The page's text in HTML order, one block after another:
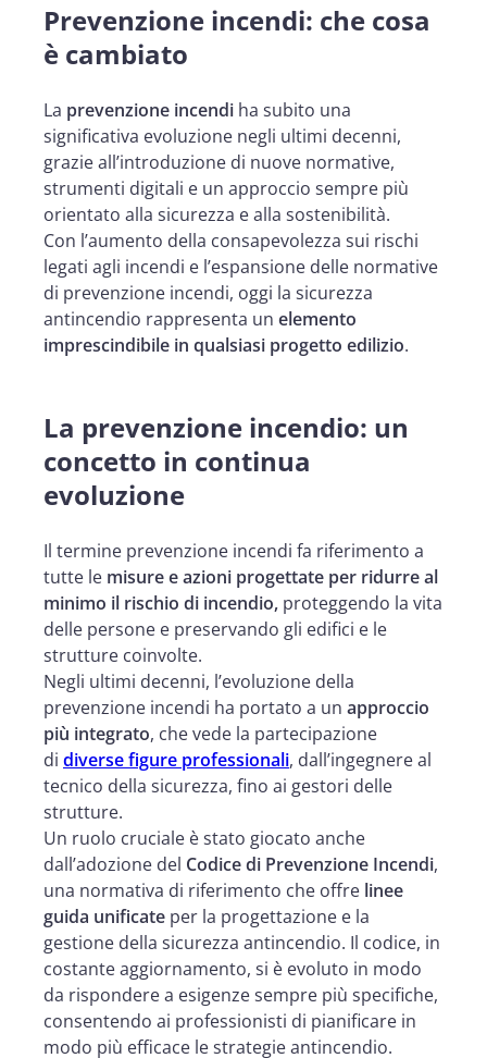
Prevenzione incendi: che cosa
è cambiato
La prevenzione incendi ha subito una
significativa evoluzione negli ultimi decenni,
grazie all’introduzione di nuove normative,
strumenti digitali e un approccio sempre più
orientato alla sicurezza e alla sostenibilità.
Con l’aumento della consapevolezza sui rischi
legati agli incendi e l’espansione delle normative
di prevenzione incendi, oggi la sicurezza
antincendio rappresenta un elemento
imprescindibile in qualsiasi progetto edilizio.
La prevenzione incendio: un
concetto in continua
evoluzione
Il termine prevenzione incendi fa riferimento a
tutte le misure e azioni progettate per ridurre al
minimo il rischio di incendio, proteggendo la vita
delle persone e preservando gli edifici e le
strutture coinvolte.
Negli ultimi decenni, l’evoluzione della
prevenzione incendi ha portato a un approccio
più integrato, che vede la partecipazione
di diverse figure professionali, dall’ingegnere al
tecnico della sicurezza, fino ai gestori delle
strutture.
Un ruolo cruciale è stato giocato anche
dall’adozione del Codice di Prevenzione Incendi,
una normativa di riferimento che offre linee
guida unificate per la progettazione e la
gestione della sicurezza antincendio. Il codice, in
costante aggiornamento, si è evoluto in modo
da rispondere a esigenze sempre più specifiche,
consentendo ai professionisti di pianificare in
modo più efficace le strategie antincendio.